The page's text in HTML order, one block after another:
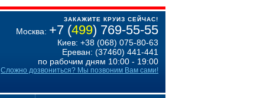
ЗАКАЖИТЕ КРУИЗ СЕЙЧАС!
Москва: +7 (499) 769-55-55
Киев: +38 (068) 075-80-63
Ереван: (37460) 441-441
по рабочим дням 10:00 - 19:00
Сложно дозвониться? Мы позвоним Вам сами!